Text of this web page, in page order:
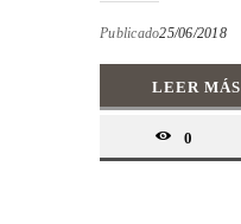
Publicado25/06/2018
LEER MÁS
0